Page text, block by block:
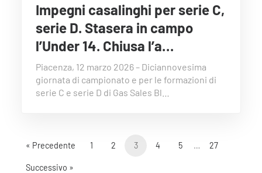
Impegni casalinghi per serie C,
serie D. Stasera in campo
l’Under 14. Chiusa l’a…
Piacenza, 12 marzo 2026 – Diciannovesima
giornata di campionato e per le formazioni di
serie C e serie D di Gas Sales Bl…
« Precedente 1 2 3 4 5 … 27
Successivo »